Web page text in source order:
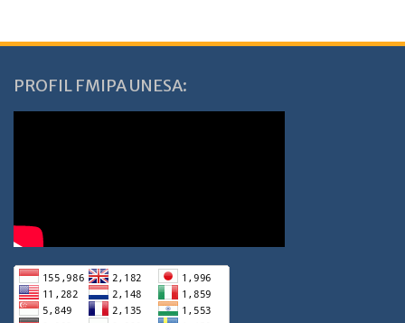
PROFIL FMIPA UNESA: